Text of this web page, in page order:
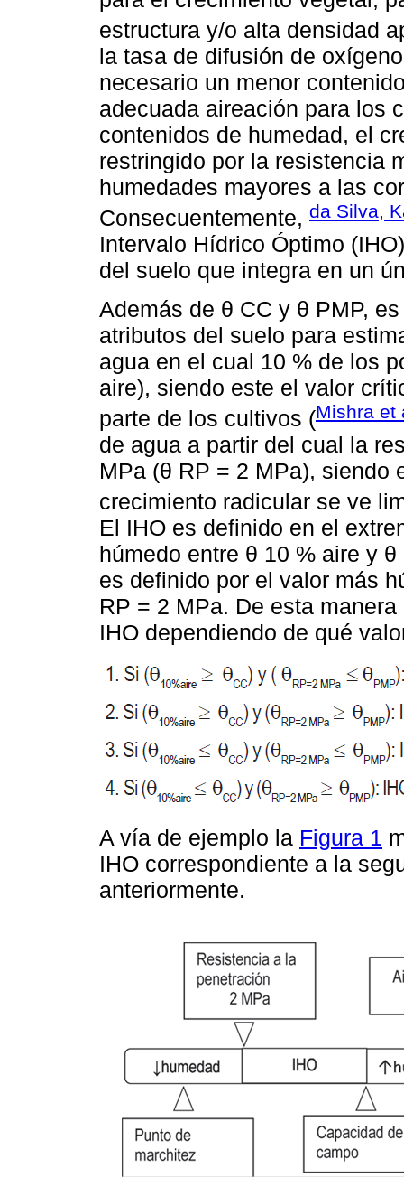
estructura y/o alta densidad
la tasa de difusión de
necesario un menor
adecuada aireación para los
contenidos de humedad, el
restringido por la resistencia
humedades mayores a las
Consecuentemente, da Silva,
Intervalo Hídrico Óptimo
del suelo que integra en un
Además de θ CC y θ PMP,
atributos del suelo para
agua en el cual 10 % de los
aire), siendo este el valor
parte de los cultivos (Mishra et
de agua a partir del cual la
MPa (θ RP = 2 MPa), siendo
crecimiento radicular se ve
El IHO es definido en el
húmedo entre θ 10 % aire y
es definido por el valor más
RP = 2 MPa. De esta
IHO dependiendo de qué
A vía de ejemplo la Figura 1
IHO correspondiente a la
anteriormente.